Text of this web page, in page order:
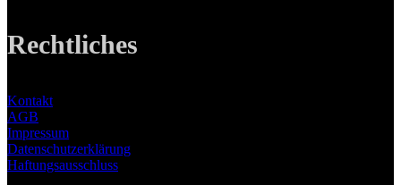
Rechtliches
Kontakt
AGB
Impressum
Datenschutzerklärung
Haftungsausschluss